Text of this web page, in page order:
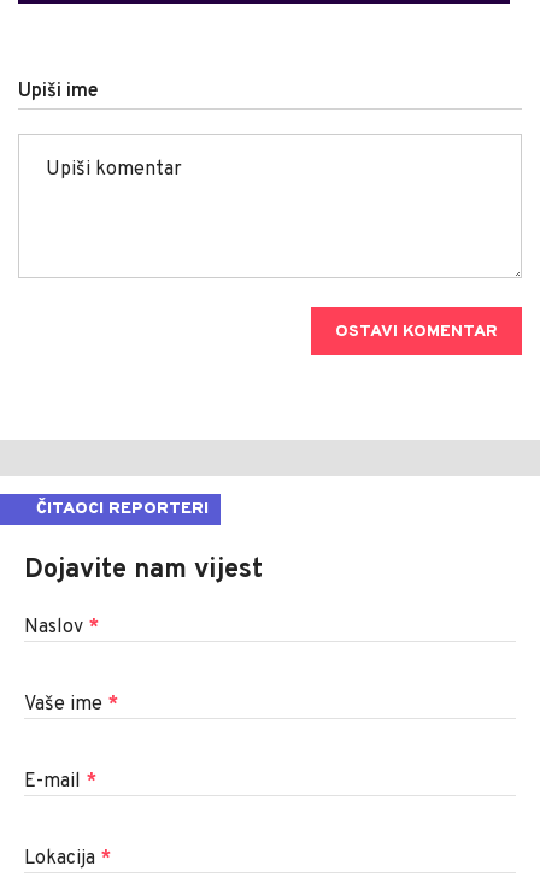
Upiši ime
OSTAVI KOMENTAR
ČITAOCI REPORTERI
Dojavite nam vijest
Naslov *
Vaše ime *
E-mail *
Lokacija *